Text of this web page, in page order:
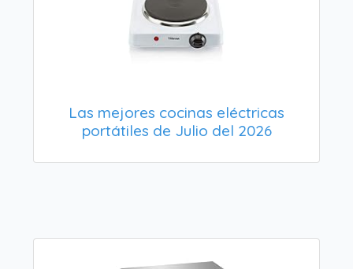
Las mejores cocinas eléctricas
portátiles de Julio del 2026